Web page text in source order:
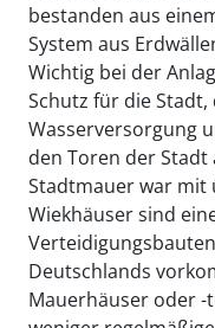
bestanden aus
System aus
Wichtig bei der
Schutz für die
Wasserversorgung
den Toren der Stadt
Stadtmauer war mit
Wiekhäuser sind
Deutschlands
Mauerhäuser oder